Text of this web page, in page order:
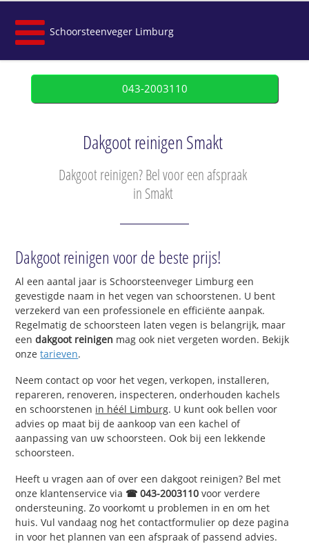
Schoorsteenveger Limburg
043-2003110
Dakgoot reinigen Smakt
Dakgoot reinigen? Bel voor een afspraak
in Smakt
Dakgoot reinigen voor de beste prijs!
Al een aantal jaar is Schoorsteenveger Limburg een
gevestigde naam in het vegen van schoorstenen. U bent
verzekerd van een professionele en efficiënte aanpak.
Regelmatig de schoorsteen laten vegen is belangrijk, maar
eendakgoot reinigen mag ook niet vergeten worden. Bekijk
onzetarieven.
Neem contact op voor het vegen, verkopen, installeren,
repareren, renoveren, inspecteren, onderhouden kachels
en schoorstenen in héél Limburg. U kunt ook bellen voor
advies op maat bij de aankoop van een kachel of
aanpassing van uw schoorsteen. Ook bij een lekkende
schoorsteen.
Heeft u vragen aan of over een dakgoot reinigen? Bel met
onze klantenservice via ☎ 043-2003110 voor verdere
ondersteuning. Zo voorkomt u problemen in en om het
huis. Vul vandaag nog het contactformulier op deze pagina
in voor het plannen van een afspraak of passend advies.